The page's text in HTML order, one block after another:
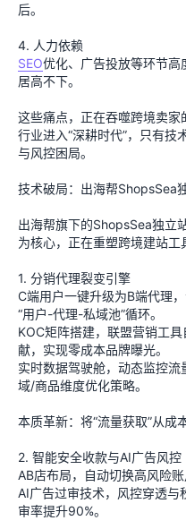
后。
SEO优化、广告投放等环节
居高不下。
这些痛点，正在吞噬跨境卖家
行业进入“深耕时代”，只有技
与风控困局。
技术破局：出海帮ShopsSea
出海帮旗下的ShopsSea独立
为核心，正在重塑跨境建站工
1. 分销代理裂变引擎
C端用户一键升级为B端代理
“用户-代理-私域池”循环。
KOC矩阵搭建，联盟营销工
献，实现零成本品牌曝光。
实时数据驾驶舱，动态监控
域/商品维度优化策略。
本质革新：将“流量获取”从成
2. 智能安全收款与AI广告风控
AB店布局，自动切换高风险账
AI广告过审技术，风控穿透与
审率提升90%。